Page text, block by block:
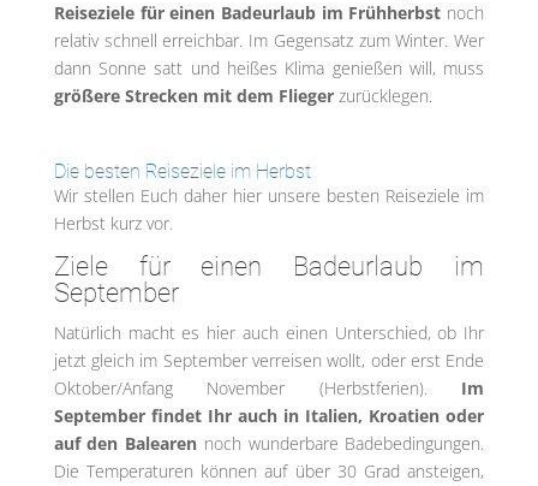
Reiseziele für einen Badeurlaub im Frühherbst noch
relativ schnell erreichbar. Im Gegensatz zum Winter. Wer
dann Sonne satt und heißes Klima genießen will, muss
größere Strecken mit dem Fliegerzurücklegen.
Die besten Reiseziele im Herbst
Wir stellen Euch daher hier unsere besten Reiseziele im
Herbst kurz vor.
Ziele für einen Badeurlaub im
September
Natürlich macht es hier auch einen Unterschied, ob Ihr
jetzt gleich im September verreisen wollt, oder erst Ende
Oktober/Anfang November (Herbstferien). Im
September findet Ihr auch in Italien, Kroatien oder
auf den Balearen noch wunderbare Badebedingungen.
Die Temperaturen können auf über 30 Grad ansteigen,